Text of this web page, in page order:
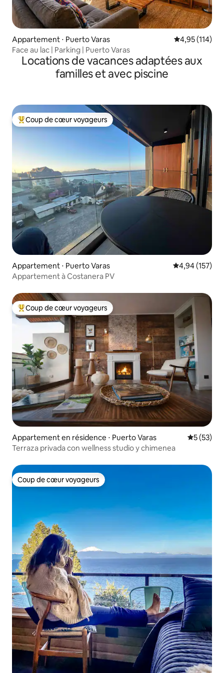
Appartement ⋅ Puerto Varas Évaluation
4,95 (114)
Face au lac | Parking | Puerto Varas
Locations de vacances adaptées aux
familles et avec piscine
Coups de cœur voyageurs les plus appréciés
Coup de cœur voyageurs
Appartement ⋅ Puerto Varas Évaluation
4,94 (157)
Appartement à Costanera PV
Coups de cœur voyageurs les plus appréciés
Coup de cœur voyageurs
Appartement en résidence ⋅ Puerto Varas
5 (53)
Terraza privada con wellness studio y chimenea
Coup de cœur voyageurs
Coup de cœur voyageurs